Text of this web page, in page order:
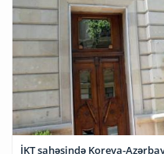
İKT sahəsində Koreya-